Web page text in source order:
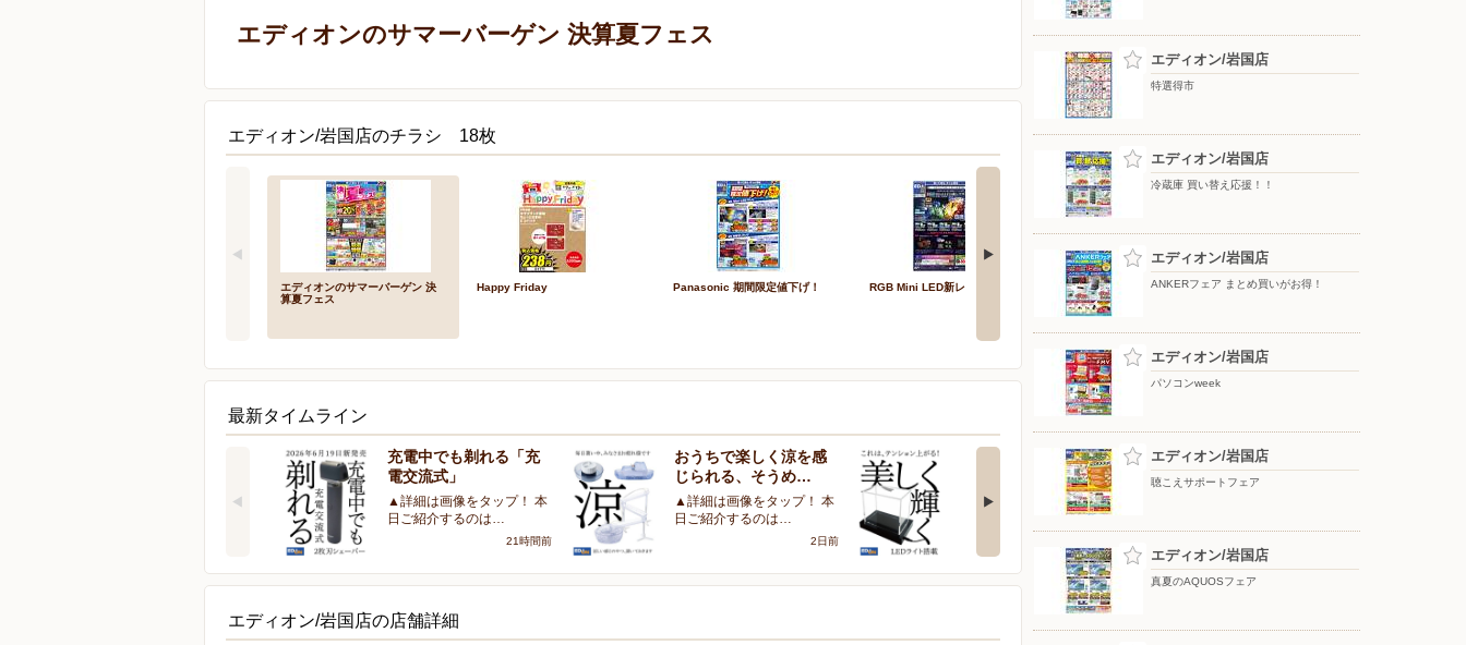
エディオンのサマーバーゲン 決算夏フェス
エディオン/岩国店のチラシ 18枚
エディオンのサマーバーゲン 決
算夏フェス
Happy Friday Panasonic 期間限定値下げ！ RGB Mini LED新レグザが登場 三菱冷蔵庫 期間限定値下げ！ 冷蔵庫 買い替え応援！！
最新タイムライン
充電中でも剃れる「充
電交流式」
▲詳細は画像をタップ！ 本
日ご紹介するのは…
21時間前
おうちで楽しく涼を感
じられる、そうめ…
▲詳細は画像をタップ！ 本
日ご紹介するのは…
2日前
大事なカードボックス
をホコリや落下物…
▲詳細は画像をタップ！ 本
日ご紹介するのは…
ピタッと吸着。片手で
簡単シワ伸ばし！
エディオン/岩国店の店舗詳細
エディオン/岩国店
特選得市
エディオン/岩国店
冷蔵庫 買い替え応援！！
エディオン/岩国店
ANKERフェア まとめ買いがお得！
エディオン/岩国店
パソコンweek
エディオン/岩国店
聴こえサポートフェア
エディオン/岩国店
真夏のAQUOSフェア